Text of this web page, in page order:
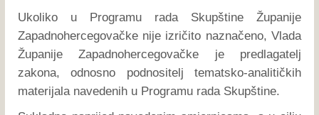
Ukoliko u Programu rada Skupštine Županije
Zapadnohercegovačke nije izričito naznačeno, Vlada
Županije Zapadnohercegovačke je predlagatelj
zakona, odnosno podnositelj tematsko-analitičkih
materijala navedenih u Programu rada Skupštine.